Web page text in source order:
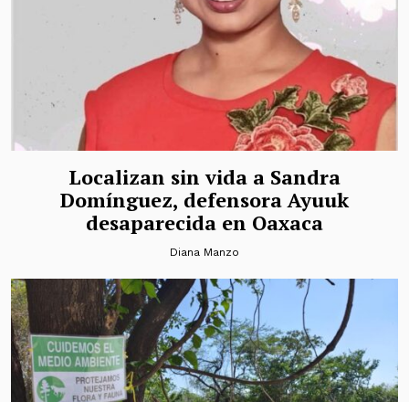
Localizan sin vida a Sandra
Domínguez, defensora Ayuuk
desaparecida en Oaxaca
Diana Manzo